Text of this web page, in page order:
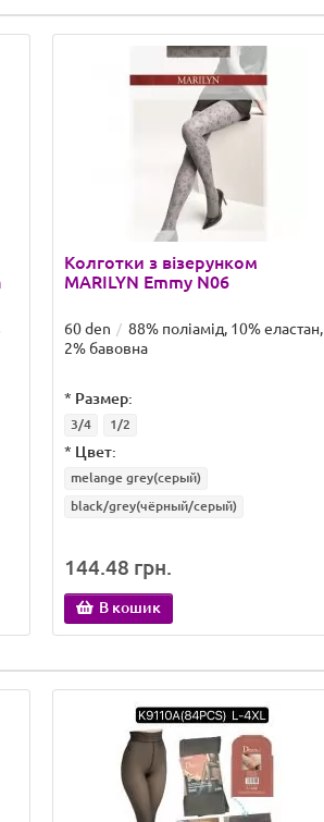
Колготки з візерунком
MARILYN Emmy N06
60 den
88% поліамід, 10% еластан,
2% бавовна
* Размер:
3/4 1/2
* Цвет:
melange grey(серый)
black/grey(чёрный/серый)
144.48 грн.
В кошик